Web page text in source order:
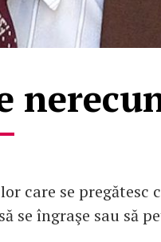
care se pregătesc
se îngraşe sau să